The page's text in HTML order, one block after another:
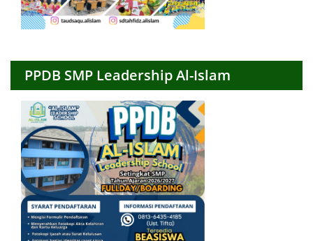
PPDB SMP Leadership Al-Islam